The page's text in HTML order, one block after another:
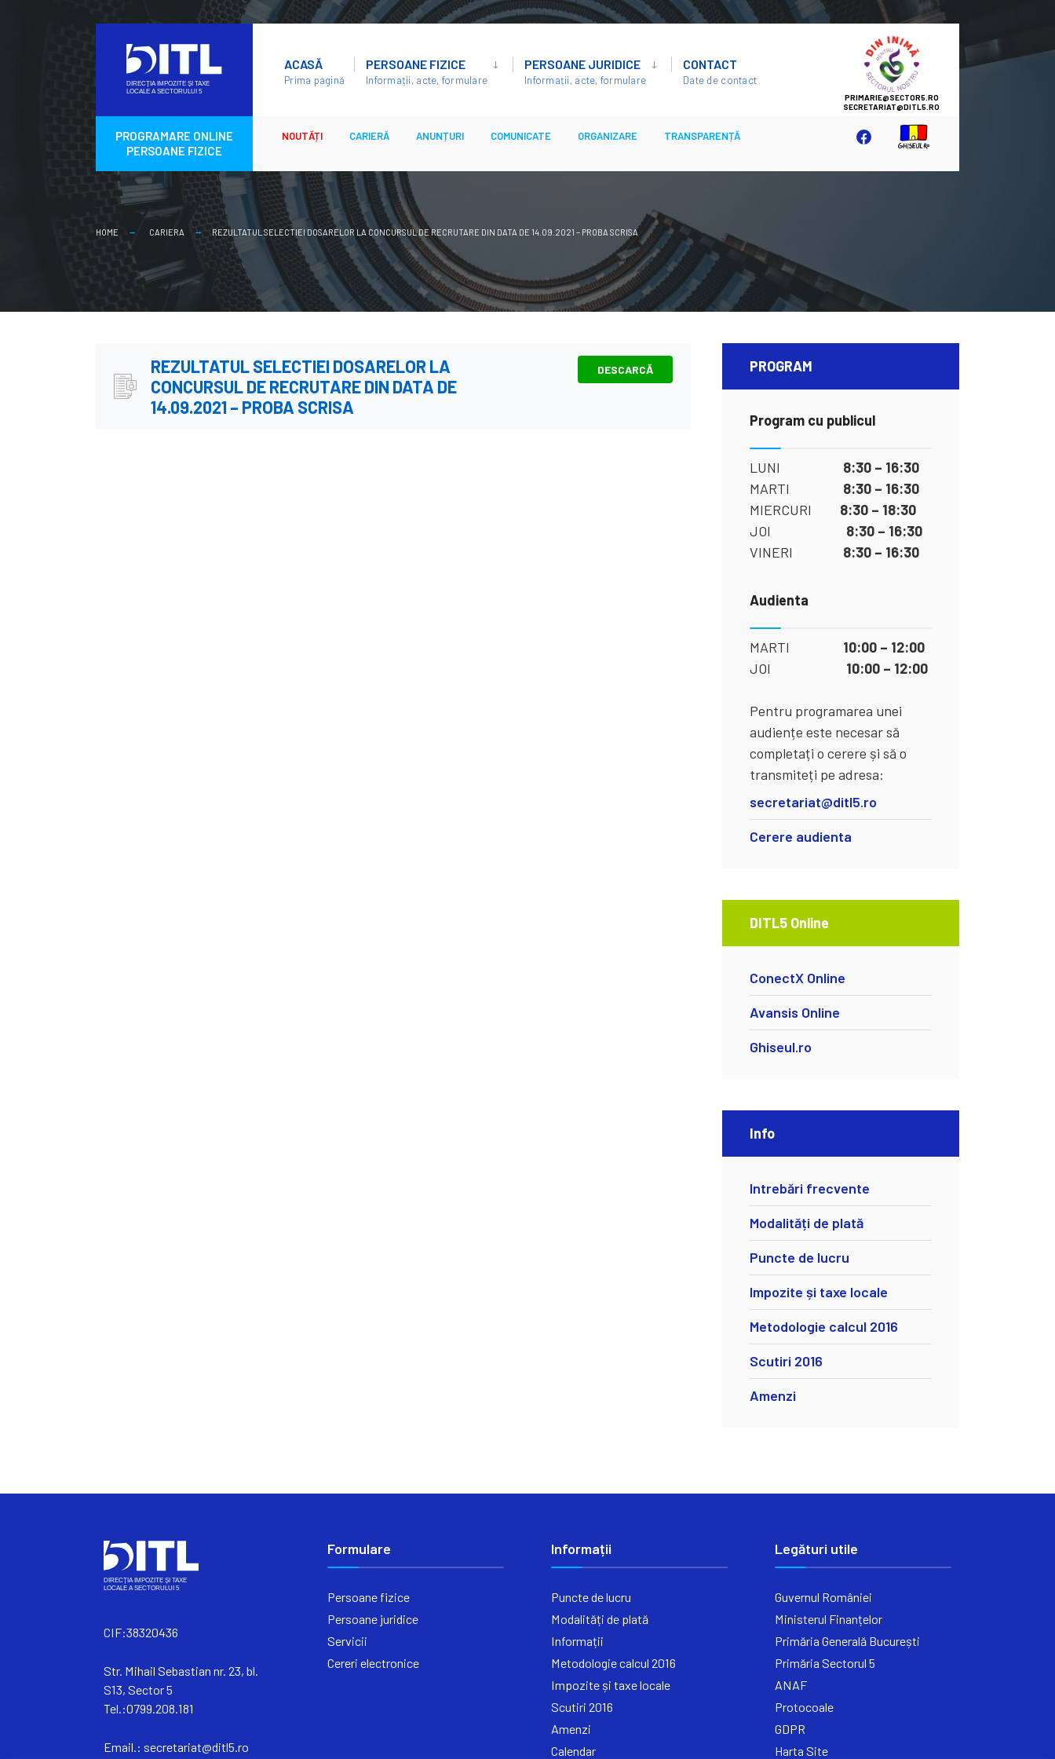
content
ACASĂ
Prima pagină
PERSOANE FIZICE
Informații, acte, formulare
PERSOANE JURIDICE
Informații, acte, formulare
CONTACT
Date de contact
SECTOR
5
PROGRAMARE ONLINE
PERSOANE FIZICE
NOUTĂȚI CARIERĂ ANUNȚURI COMUNICATE ORGANIZARE TRANSPARENȚĂ
HOME CARIERA REZULTATUL SELECTIEI DOSARELOR LA CONCURSUL DE RECRUTARE DIN DATA DE 14.09.2021 – PROBA SCRISA
REZULTATUL SELECTIEI DOSARELOR LA
CONCURSUL DE RECRUTARE DIN DATA DE
14.09.2021 – PROBA SCRISA
DESCARCĂ PROGRAM
Program cu publicul
LUNI 8:30 – 16:30
MARTI 8:30 – 16:30
MIERCURI 8:30 – 18:30
JOI 8:30 – 16:30
VINERI 8:30 – 16:30
Audienta
MARTI 10:00 – 12:00
JOI 10:00 – 12:00
Pentru programarea unei
audiențe este necesar să
completați o cerere și să o
transmiteți pe adresa:
secretariat@ditl5.ro
Cerere audienta
DITL5 Online
ConectX Online
Avansis Online
Ghiseul.ro
Info
Intrebări frecvente
Modalități de plată
Puncte de lucru
Impozite și taxe locale
Metodologie calcul 2016
Scutiri 2016
Amenzi
CIF:38320436
Str. Mihail Sebastian nr. 23, bl.
S13, Sector 5
Tel.:0799.208.181
Email.: secretariat@ditl5.ro
Formulare
Persoane fizice
Persoane juridice
Servicii
Cereri electronice
Informații
Puncte de lucru
Modalități de plată
Informații
Metodologie calcul 2016
Impozite și taxe locale
Scutiri 2016
Amenzi
Calendar
Legături utile
Guvernul României
Ministerul Finanțelor
Primăria Generală București
Primăria Sectorul 5
ANAF
Protocoale
GDPR
Harta Site